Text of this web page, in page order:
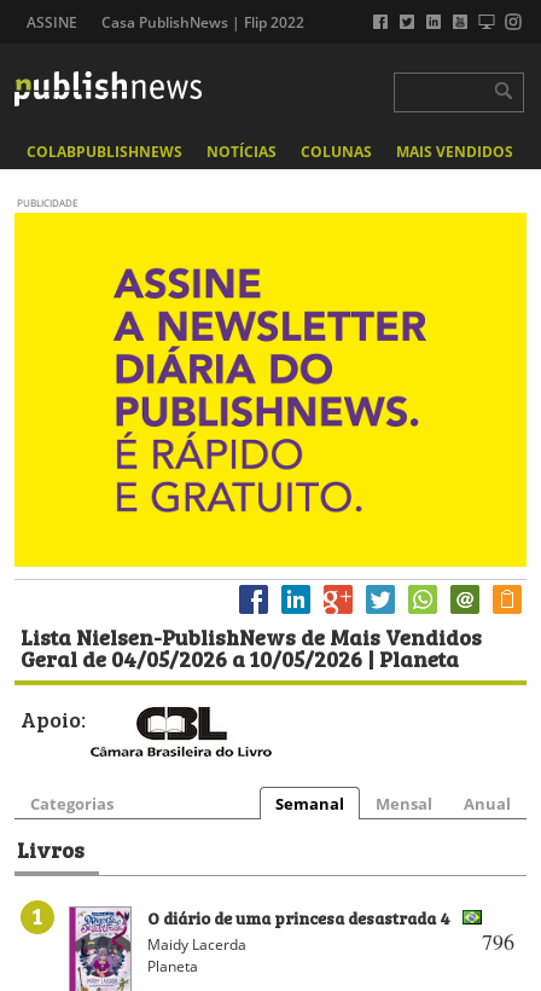
ASSINE Casa PublishNews | Flip 2022
COLABPUBLISHNEWS NOTÍCIAS COLUNAS MAIS VENDIDOS
PUBLICIDADE
Lista Nielsen-PublishNews de Mais Vendidos
Geral de 04/05/2026 a 10/05/2026 | Planeta
Apoio:
Categorias Semanal Mensal Anual
Livros
1
796
O diário de uma princesa desastrada 4
Maidy Lacerda
Planeta